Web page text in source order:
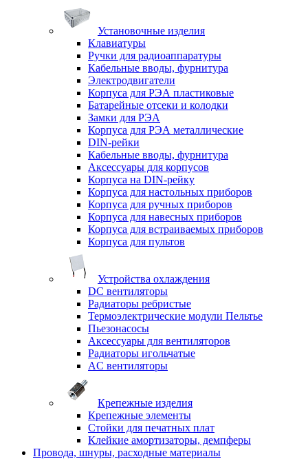
Установочные изделия
Клавиатуры
Ручки для радиоаппаратуры
Кабельные вводы, фурнитура
Электродвигатели
Корпуса для РЭА пластиковые
Батарейные отсеки и колодки
Замки для РЭА
Корпуса для РЭА металлические
DIN-рейки
Кабельные вводы, фурнитура
Аксессуары для корпусов
Корпуса на DIN-рейку
Корпуса для настольных приборов
Корпуса для ручных приборов
Корпуса для навесных приборов
Корпуса для встраиваемых приборов
Корпуса для пультов
Устройства охлаждения
DC вентиляторы
Радиаторы ребристые
Термоэлектрические модули Пельтье
Пьезонасосы
Аксессуары для вентиляторов
Радиаторы игольчатые
AC вентиляторы
Крепежные изделия
Крепежные элементы
Стойки для печатных плат
Клейкие амортизаторы, демпферы
Провода, шнуры, расходные материалы